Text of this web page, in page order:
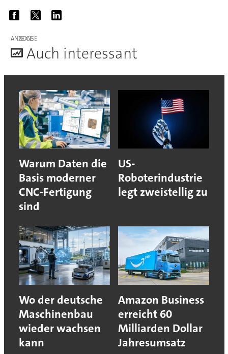
ANZEIGE
Auch interessant
Warum Daten die
Basis moderner
CNC-Fertigung
sind
US-
Roboterindustrie
legt zweistellig zu
Wo der deutsche
Maschinenbau
wieder wachsen
kann
Amazon Business
erreicht 60
Milliarden Dollar
Jahresumsatz